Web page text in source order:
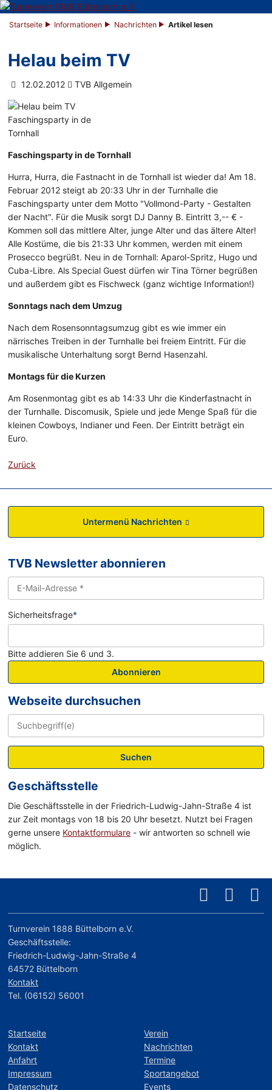
Startseite Informationen Nachrichten Artikel lesen
Helau beim TV
12.02.2012 TVB Allgemein
Faschingsparty in de Tornhall
Hurra, Hurra, die Fastnacht in de Tornhall ist wieder da! Am 18.
Februar 2012 steigt ab 20:33 Uhr in der Turnhalle die
Faschingsparty unter dem Motto "Vollmond-Party - Gestalten
der Nacht". Für die Musik sorgt DJ Danny B. Eintritt 3,-- € -
Kommen soll das mittlere Alter, junge Alter und das ältere Alter!
Alle Kostüme, die bis 21:33 Uhr kommen, werden mit einem
Prosecco begrüßt. Neu in de Tornhall: Aparol-Spritz, Hugo und
Cuba-Libre. Als Special Guest dürfen wir Tina Törner begrüßen
und außerdem gibt es Fischweck (ganz wichtige Information!)
Sonntags nach dem Umzug
Nach dem Rosensonntagsumzug gibt es wie immer ein
närrisches Treiben in der Turnhalle bei freiem Eintritt. Für die
musikalische Unterhaltung sorgt Bernd Hasenzahl.
Montags für die Kurzen
Am Rosenmontag gibt es ab 14:33 Uhr die Kinderfastnacht in
der Turnhalle. Discomusik, Spiele und jede Menge Spaß für die
kleinen Cowboys, Indianer und Feen. Der Eintritt beträgt ein
Euro.
Zurück
Untermenü Nachrichten
TVB Newsletter abonnieren
Sicherheitsfrage*
Bitte addieren Sie 6 und 3.
Abonnieren
Webseite durchsuchen
Suchen
Geschäftsstelle
Die Geschäftsstelle in der Friedrich-Ludwig-Jahn-Straße 4 ist
zur Zeit montags von 18 bis 20 Uhr besetzt. Nutzt bei Fragen
gerne unsere Kontaktformulare - wir antworten so schnell wie
möglich.
Turnverein 1888 Büttelborn e.V.
Geschäftsstelle:
Friedrich-Ludwig-Jahn-Straße 4
64572 Büttelborn
Kontakt
Tel. (06152) 56001
Startseite
Kontakt
Anfahrt
Impressum
Datenschutz
Verein
Nachrichten
Termine
Sportangebot
Events